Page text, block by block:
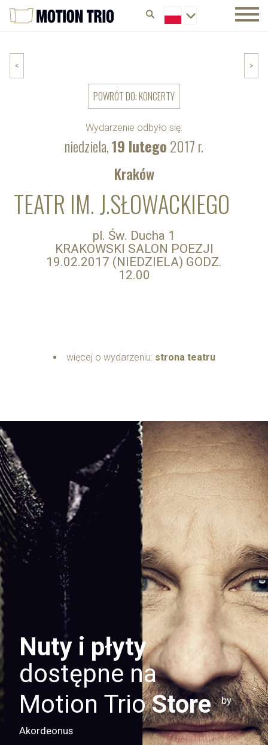
Wydarzenie odbyło się:
niedziela,19 lutego2017 r.
< >
POWRÓT DO: KONCERTY
Kraków
TEATR IM. J.SŁOWACKIEGO
pl. Św. Ducha 1
KRAKOWSKI SALON POEZJI
19.02.2017 (NIEDZIELA) GODZ.
12.00
więcej o wydarzeniu: strona teatru
Nuty i płyty
dostępne na
Motion TrioStore by
Akordeonus